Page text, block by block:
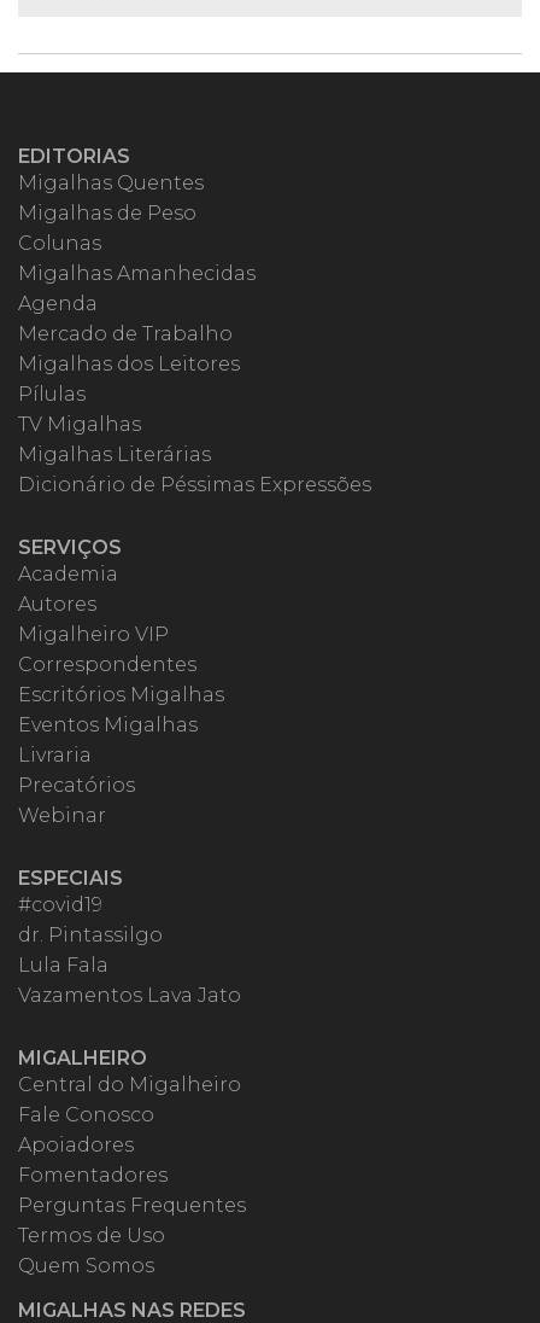
EDITORIAS
Migalhas Quentes
Migalhas de Peso
Colunas
Migalhas Amanhecidas
Agenda
Mercado de Trabalho
Migalhas dos Leitores
Pílulas
TV Migalhas
Migalhas Literárias
Dicionário de Péssimas Expressões
SERVIÇOS
Academia
Autores
Migalheiro VIP
Correspondentes
Escritórios Migalhas
Eventos Migalhas
Livraria
Precatórios
Webinar
ESPECIAIS
#covid19
dr. Pintassilgo
Lula Fala
Vazamentos Lava Jato
MIGALHEIRO
Central do Migalheiro
Fale Conosco
Apoiadores
Fomentadores
Perguntas Frequentes
Termos de Uso
Quem Somos
MIGALHAS NAS REDES